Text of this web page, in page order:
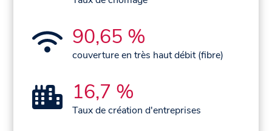
90,65 %
couverture en très haut débit (fibre)
16,7 %
Taux de création d'entreprises